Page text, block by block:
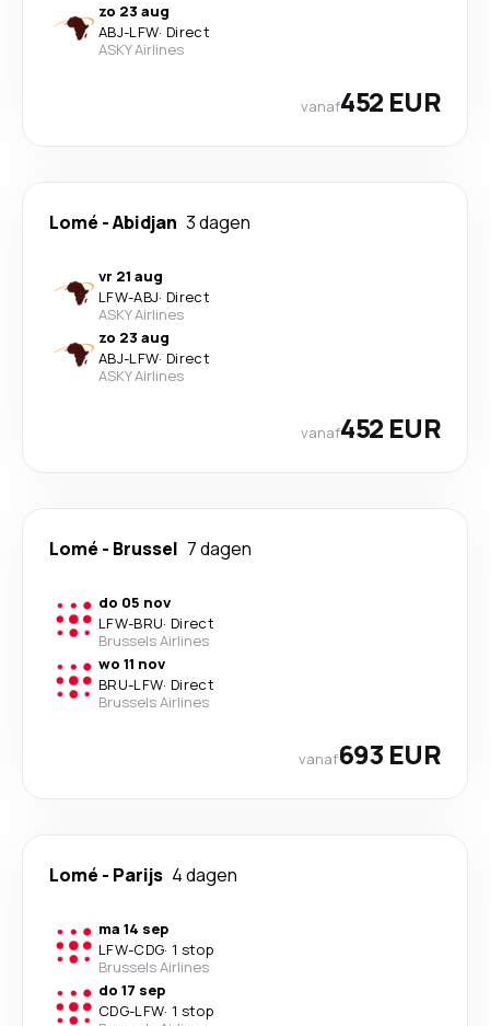
zo 23 aug
ABJ-LFW· Direct
ASKY Airlines
vanaf452 EUR
Lomé -Abidjan 3 dagen
vr 21 aug
LFW-ABJ· Direct
ASKY Airlines
zo 23 aug
ABJ-LFW· Direct
ASKY Airlines
vanaf452 EUR
Lomé - Brussel 7 dagen
do 05 nov
LFW-BRU· Direct
Brussels Airlines
wo 11 nov
BRU-LFW· Direct
Brussels Airlines
vanaf693 EUR
Lomé - Parijs 4 dagen
ma 14 sep
LFW-CDG· 1 stop
Brussels Airlines
do 17 sep
CDG-LFW· 1 stop